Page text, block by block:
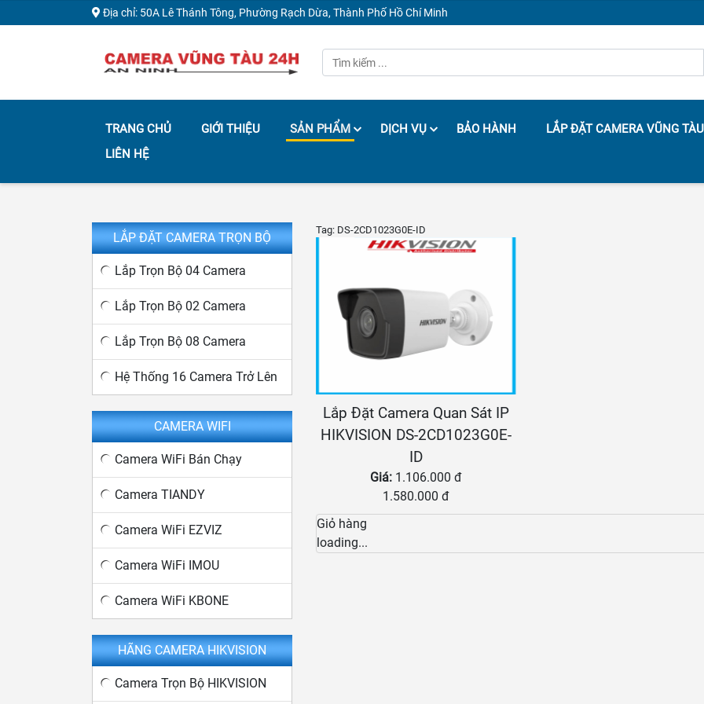
Địa chỉ: 50A Lê Thánh Tông, Phường Rạch Dừa, Thành Phố Hồ Chí Minh
TRANG CHỦ GIỚI THIỆU SẢN PHẨM DỊCH VỤ BẢO HÀNH
LẮP ĐẶT CAMERA VŨNG TÀU
LIÊN HỆ
Tag: DS-2CD1023G0E-ID
Lắp Đặt Camera Quan Sát IP
HIKVISION DS-2CD1023G0E-
ID
Giá: 1.106.000 đ
1.580.000 đ
Giỏ hàng
loading...
LẮP ĐẶT CAMERA TRỌN BỘ
Lắp Trọn Bộ 04 Camera
Lắp Trọn Bộ 02 Camera
Lắp Trọn Bộ 08 Camera
Hệ Thống 16 Camera Trở Lên
CAMERA WIFI
Camera WiFi Bán Chạy
Camera TIANDY
Camera WiFi EZVIZ
Camera WiFi IMOU
Camera WiFi KBONE
HÃNG CAMERA HIKVISION
Camera Trọn Bộ HIKVISION